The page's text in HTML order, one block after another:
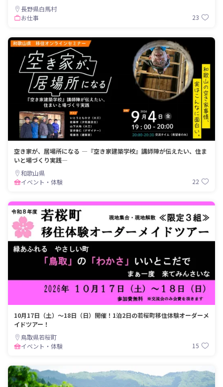
長野県白馬村
お仕事
23
空き家が、居場所になる ―『空き家建築学校』講師陣が伝えたい、住ま
いと場づくり実践―
和歌山県
イベント・体験
22
10月17日（土）～18日（日）開催！1泊2日の若桜町移住体験オーダーメ
イドツアー！
鳥取県若桜町
イベント・体験
15